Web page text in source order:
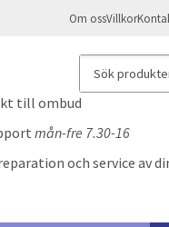
Om ossVillkor
till ombud
mån-fre 7.30-16
och service av